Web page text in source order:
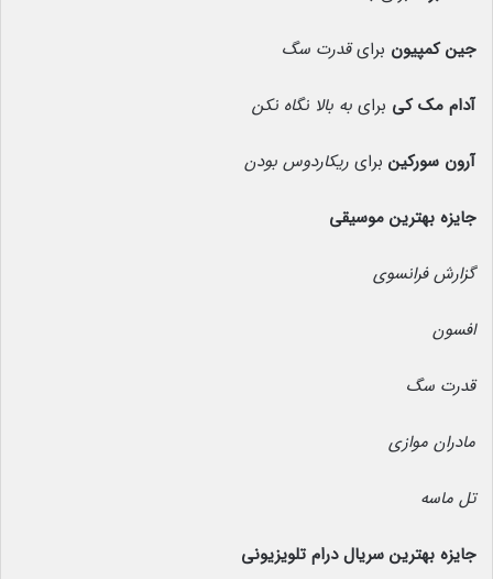
جین کمپیون برایقدرت سگ
آدام مک کی برای به بالا نگاه نکن
آرون سورکین برای ریکاردوس بودن
جایزه بهترین موسیقی
گزارش فرانسوی
افسون
قدرت سگ
مادران موازی
تل ماسه
جایزه بهترین سریال درام تلویزیونی